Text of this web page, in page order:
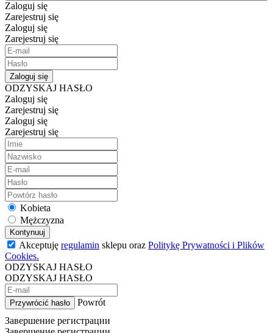
Zaloguj się
Zarejestruj się
Zaloguj się
Zarejestruj się
Zaloguj się
ODZYSKAJ HASŁO
Zaloguj się
Zarejestruj się
Zaloguj się
Zarejestruj się
Kobieta
Mężczyzna
Kontynuuj
Akceptuję regulamin sklepu oraz Politykę Prywatności i Plików
Cookies.
ODZYSKAJ HASŁO
ODZYSKAJ HASŁO
Przywrócić hasło
Powrót
Завершение регистрации